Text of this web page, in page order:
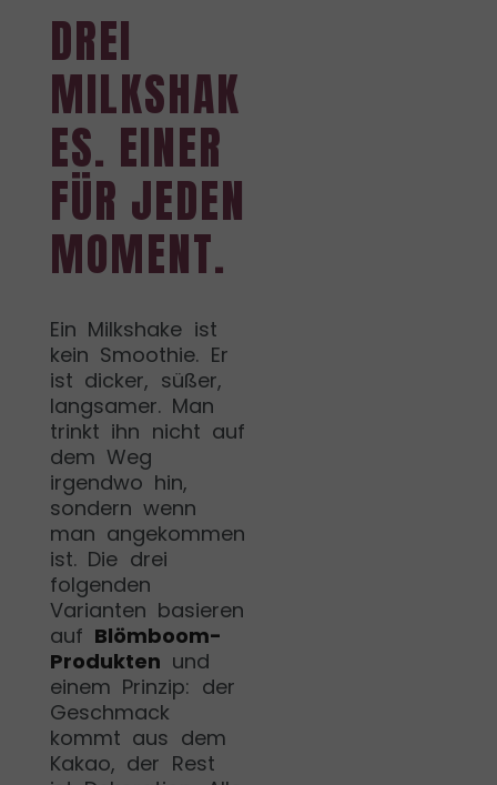
DREI
MILKSHAK
ES. EINER
FÜR JEDEN
MOMENT.
Ein Milkshake ist
kein Smoothie. Er
ist dicker, süßer,
langsamer. Man
trinkt ihn nicht auf
dem Weg
irgendwo hin,
sondern wenn
man angekommen
ist. Die drei
folgenden
Varianten basieren
auf Blömboom-
Produkten und
einem Prinzip: der
Geschmack
kommt aus dem
Kakao, der Rest